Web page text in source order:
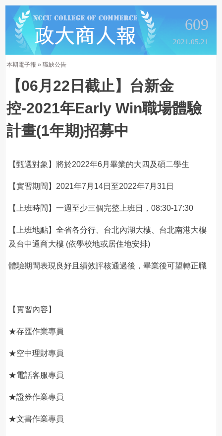
609
2021.05.21
本期電子報 » 職缺公告
【06月22日截止】台新金
控-2021年Early Win職場體驗
計畫(1年期)招募中
【甄選對象】將於2022年6月畢業的大四及碩二學生
【實習期間】2021年7月14日至2022年7月31日
【上班時間】一週至少三個完整上班日，08:30-17:30
【上班地點】全省各分行、台北內湖大樓、台北南港大樓
及台中通商大樓 (依學校地或居住地安排)
體驗期間表現良好且績效評核通過後，畢業後可望轉正職
【實習內容】
★存匯作業專員
★空中理財專員
★電話客服專員
★證券作業專員
★文書作業專員